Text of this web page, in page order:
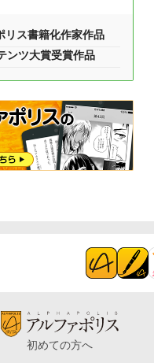
リス書籍化作家作品
ンツ大賞受賞作品
初めての方へ